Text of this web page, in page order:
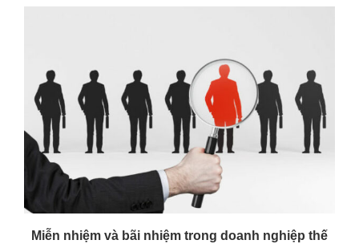
Miễn nhiệm và bãi nhiệm trong doanh nghiệp thế